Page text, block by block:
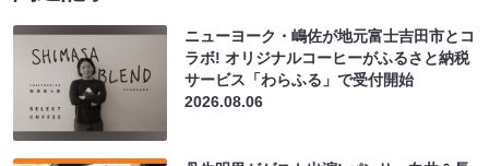
ニューヨーク・嶋佐が地元富士吉田市とコ
ラボ! オリジナルコーヒーがふるさと納税
サービス「わらふる」で受付開始
2026.08.06